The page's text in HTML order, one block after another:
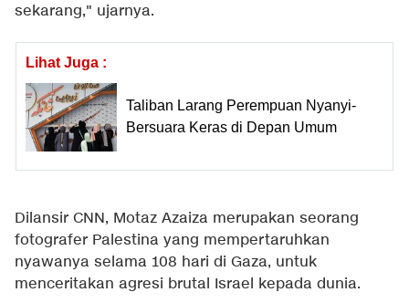
sekarang," ujarnya.
Lihat Juga :
Taliban Larang Perempuan Nyanyi-
Bersuara Keras di Depan Umum
Dilansir CNN, Motaz Azaiza merupakan seorang
fotografer Palestina yang mempertaruhkan
nyawanya selama 108 hari di Gaza, untuk
menceritakan agresi brutal Israel kepada dunia.